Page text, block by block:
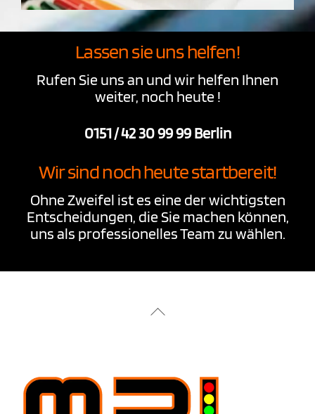
Lassen sie uns helfen!
Rufen Sie uns an und wir helfen Ihnen
weiter, noch heute !
0151 / 42 30 99 99 Berlin
Wir sind noch heute startbereit!
Ohne Zweifel ist es eine derwichtigsten
Entscheidungen, die Sie machen können,
uns als professionelles Team zu wählen.
Back